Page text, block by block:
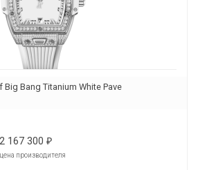
Bang Titanium White Pave
2 167 300 ₽
цена производителя